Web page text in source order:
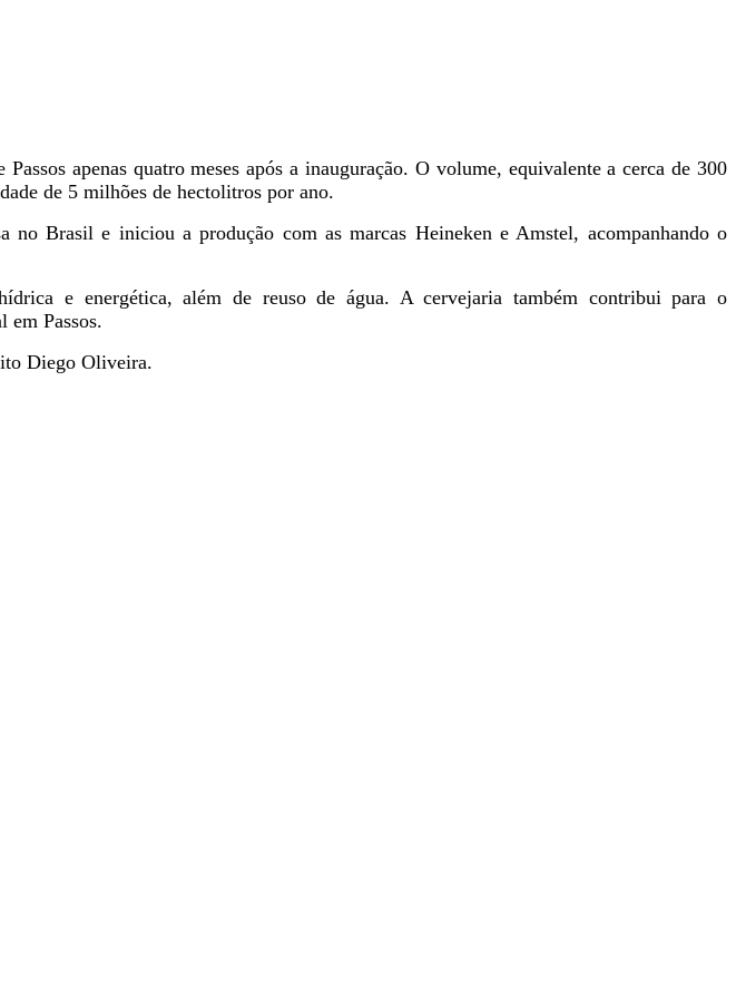
apenas quatro meses após a inauguração. O volume, equivalente a cerca de 300
de 5 milhões de hectolitros por ano.
Brasil e iniciou a produção com as marcas Heineken e Amstel, acompanhando o
e energética, além de reuso de água. A cervejaria também contribui para o
em Passos.
Diego Oliveira.